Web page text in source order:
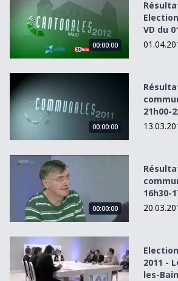
00:00:00
VD du
Résultats élections communales VD
00:00:00
21h00-
Résultats élections communales FR
00:00:00
16h30-
Elections communales 2011 - Le
2011 -
les-